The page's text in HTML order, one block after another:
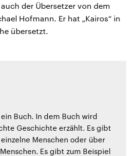
der Übersetzer von dem
Hofmann. Er hat „Kairos“ in
übersetzt.
ein Buch. In dem Buch wird
Geschichte erzählt. Es gibt
Menschen oder über
Es gibt zum Beispiel